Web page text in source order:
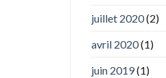
juillet 2020(2)
avril 2020(1)
juin 2019(1)